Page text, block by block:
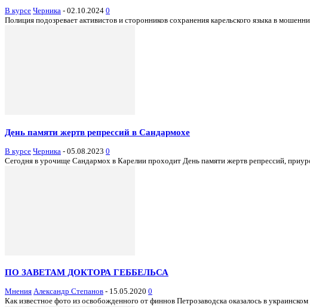
В курсе Черника - 02.10.2024 0
Полиция подозревает активистов и сторонников сохранения карельского языка в
День памяти жертв репрессий в Сандармохе
В курсе Черника - 05.08.2023 0
Сегодня в урочище Сандармох в Карелии проходит День памяти жертв репрессий,
ПО ЗАВЕТАМ ДОКТОРА ГЕББЕЛЬСА
Мнения Александр Степанов - 15.05.2020 0
Как известное фото из освобожденного от финнов Петрозаводска оказалось в